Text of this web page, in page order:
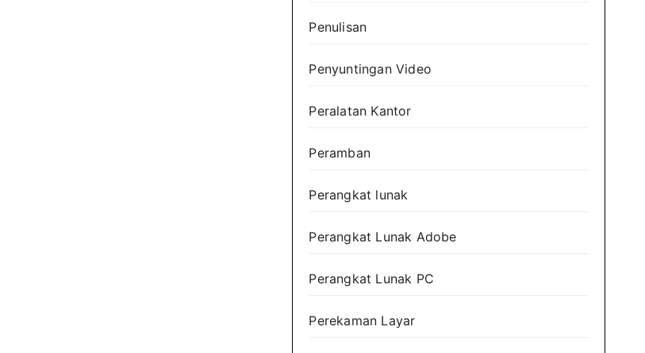
Penulisan
Penyuntingan Video
Peralatan Kantor
Peramban
Perangkat lunak
Perangkat Lunak Adobe
Perangkat Lunak PC
Perekaman Layar